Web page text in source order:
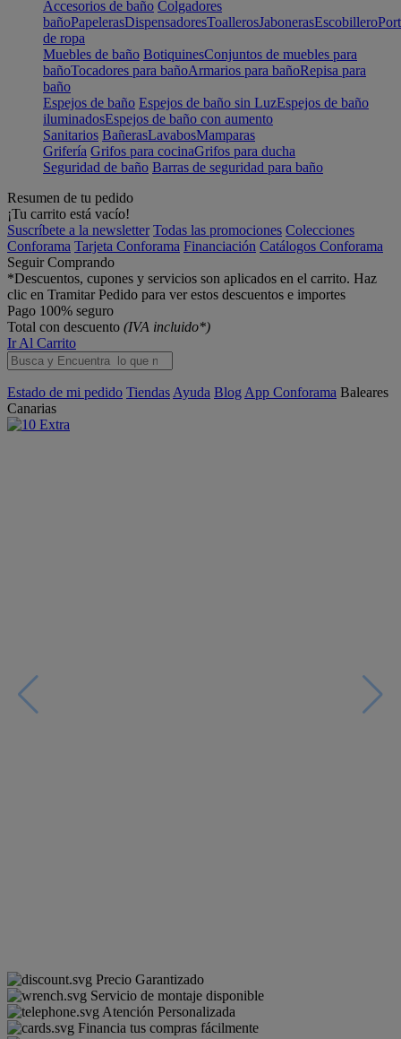
Accesorios de baño Colgadores
bañoPapelerasDispensadoresToallerosJabonerasEscobillero
de ropa
Muebles de baño BotiquinesConjuntos de muebles para
bañoTocadores para bañoArmarios para bañoRepisa para
baño
Espejos de baño Espejos de baño sin LuzEspejos de baño
iluminadosEspejos de baño con aumento
Sanitarios BañerasLavabosMamparas
Grifería Grifos para cocinaGrifos para ducha
Seguridad de baño Barras de seguridad para baño
Resumen de tu pedido
¡Tu carrito está vacío!
Suscríbete a la newsletter Todas las promociones Colecciones
Conforama Tarjeta Conforama Financiación Catálogos Conforama
Seguir Comprando
*Descuentos, cupones y servicios son aplicados en el carrito. Haz
clic en Tramitar Pedido para ver estos descuentos e importes
Pago 100% seguro
Total con descuento (IVA incluido*)
Ir Al Carrito
Estado de mi pedido Tiendas Ayuda Blog App Conforama Baleares
Canarias
Precio Garantizado
Servicio de montaje disponible
Atención Personalizada
Financia tus compras fácilmente